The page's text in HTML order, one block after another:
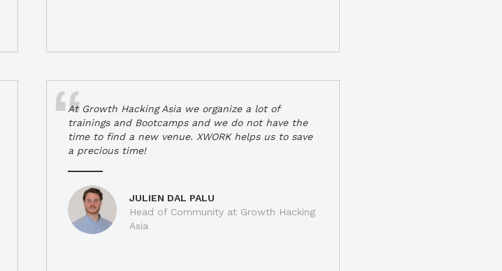
At Growth Hacking Asia we organize a lot of
trainings and Bootcamps and we do not have the
time to find a new venue. XWORK helps us to save
a precious time!
JULIEN DAL PALU
Head of Community at Growth Hacking
Asia